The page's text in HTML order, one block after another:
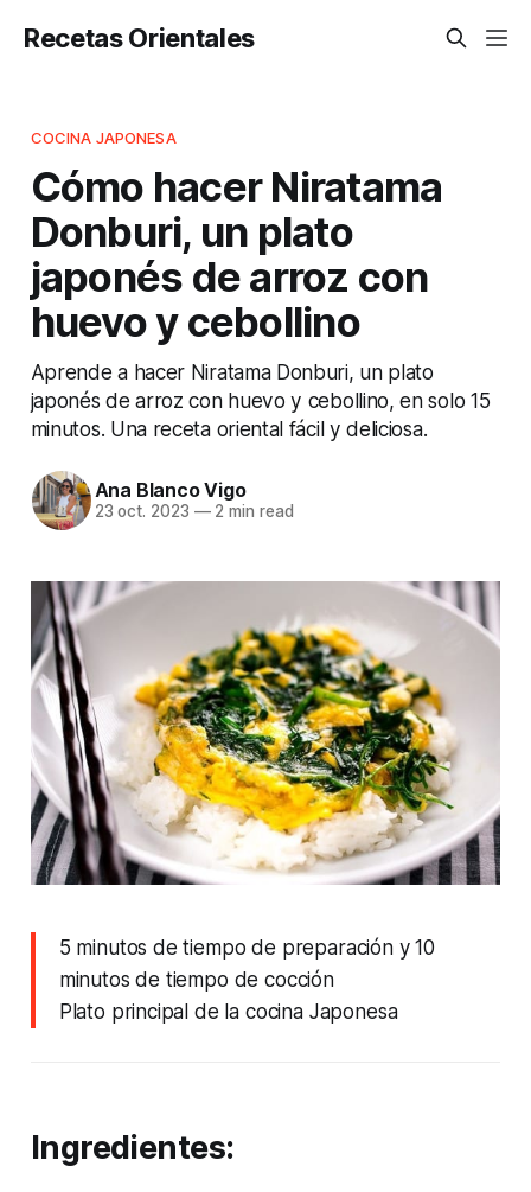
Recetas Orientales
COCINA JAPONESA
Cómo hacer Niratama
Donburi, un plato
japonés de arroz con
huevo y cebollino
Aprende a hacer Niratama Donburi, un plato
japonés de arroz con huevo y cebollino, en solo 15
minutos. Una receta oriental fácil y deliciosa.
Ana Blanco Vigo
23 oct. 2023 —2 min read
5 minutos de tiempo de preparación y 10
minutos de tiempo de cocción
Plato principal de la cocina Japonesa
Ingredientes: